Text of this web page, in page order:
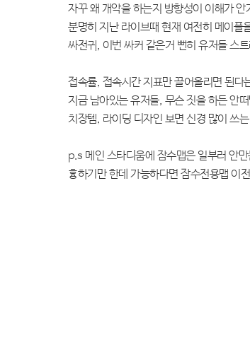
자꾸 왜 개악을 하는지 방향성이 이해가 안
분명히 지난 라이브때 현재 여전히 메이플
싸전귀, 이번 싸커 같은거 뻔히 유저들 스
접속률, 접속시간 지표만 끌어올리면 된다
지금 남아있는 유저들, 무슨 짓을 하든 안
치장템, 라이딩 디자인 보면 신경 많이 쓰
p.s 메인 스타디움에 잠수맵은 일부러 안
흉하기만 한데 가능하다면 잠수전용맵 이